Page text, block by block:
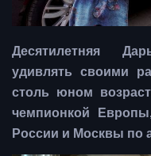
Десятилетняя
удивлять своими
столь юном
чемпионкой
России и Москвы по